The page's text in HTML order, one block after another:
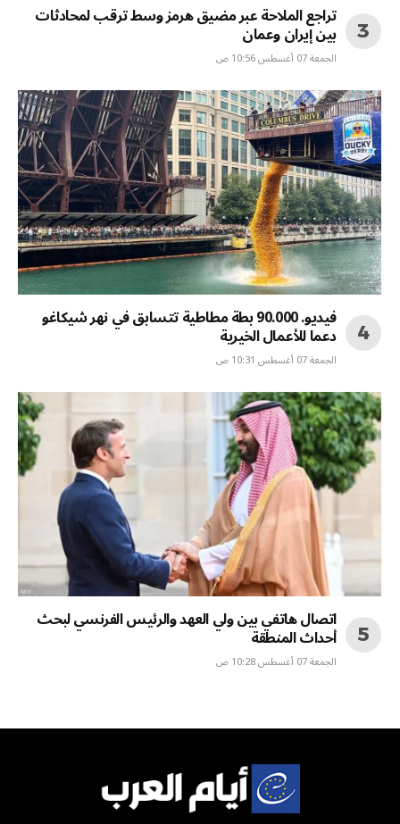
تراجع الملاحة عبر مضيق هرمز وسط ترقب لمحادثات
بين إيران وعمان
الجمعة 07 أغسطس 10:56 ص
فيديو. 90.000 بطة مطاطية تتسابق في نهر شيكاغو
دعما للأعمال الخيرية
الجمعة 07 أغسطس 10:31 ص
اتصال هاتفي بين ولي العهد والرئيس الفرنسي لبحث
أحداث المنطقة
الجمعة 07 أغسطس 10:28 ص